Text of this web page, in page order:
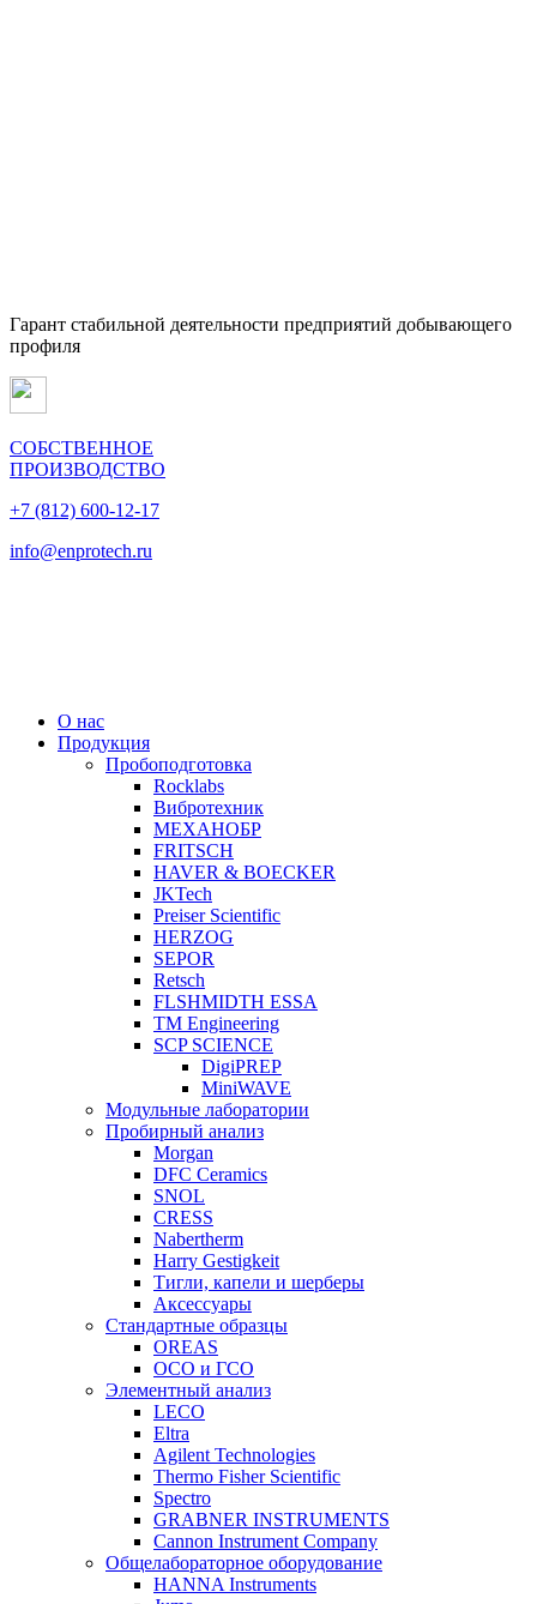
Гарант стабильной деятельности предприятий добывающего
профиля
СОБСТВЕННОЕ
ПРОИЗВОДСТВО
+7 (812) 600-12-17
info@enprotech.ru
О нас
Продукция
Пробоподготовка
Rocklabs
Вибротехник
МЕХАНОБР
FRITSCH
HAVER & BOECKER
JKTech
Preiser Scientific
HERZOG
SEPOR
Retsch
FLSHMIDTH ESSA
TM Engineering
SCP SCIENCE
DigiPREP
MiniWAVE
Модульные лаборатории
Пробирный анализ
Morgan
DFC Ceramics
SNOL
CRESS
Nabertherm
Harry Gestigkeit
Тигли, капели и шерберы
Аксессуары
Стандартные образцы
OREAS
ОСО и ГСО
Элементный анализ
LECO
Eltra
Agilent Technologies
Thermo Fisher Scientific
Spectro
GRABNER INSTRUMENTS
Cannon Instrument Company
Общелабораторное оборудование
HANNA Instruments